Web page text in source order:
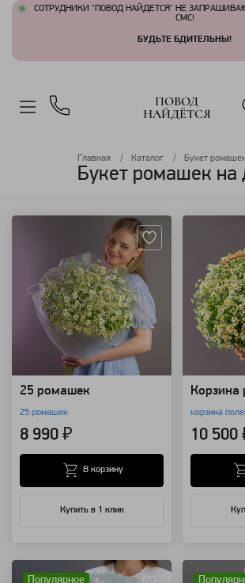
СОТРУДНИКИ "ПОВОД НАЙДЕТСЯ" НЕ
СМС!
БУДЬТЕ БДИТЕЛЬНЫ!
ПОВОД
НАЙДЁТСЯ
Главная Каталог Букет
Букет ромашек на
25 ромашек
25 ромашек
8 990 ₽
Купить в 1 клик
В корзину
корзина
10 500
Популярное